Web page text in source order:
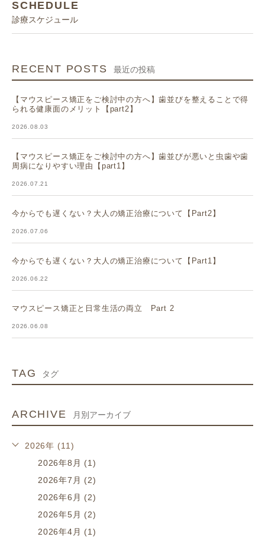
SCHEDULE
診療スケジュール
RECENT POSTS 最近の投稿
【マウスピース矯正をご検討中の方へ】歯並びを整えることで得
られる健康面のメリット【part2】
2026.08.03
【マウスピース矯正をご検討中の方へ】歯並びが悪いと虫歯や歯
周病になりやすい理由【part1】
2026.07.21
今からでも遅くない？大人の矯正治療について【Part2】
2026.07.06
今からでも遅くない？大人の矯正治療について【Part1】
2026.06.22
マウスピース矯正と日常生活の両立 Part 2
2026.06.08
TAG タグ
ARCHIVE 月別アーカイブ
2026年 (11)
2026年8月 (1)
2026年7月 (2)
2026年6月 (2)
2026年5月 (2)
2026年4月 (1)